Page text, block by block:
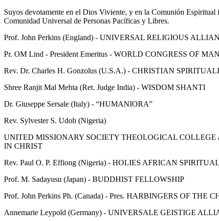
Suyos devotamente en el Dios Viviente, y en la Comunión
Comunidad Universal de Personas Pacíficas y Libres.
Prof. John Perkins (England) - UNIVERSAL RELIGIOUS
Pr. OM Lind - President Emeritus - WORLD CONGRESS OF
Rev. Dr. Charles H. Gonzolus (U.S.A.) - CHRISTIAN
Shree Ranjit Mal Mehta (Ret. Judge India) - WISDOM SHANTI
Dr. Giuseppe Sersale (Italy) - “HUMANIORA”
Rev. Sylvester S. Udoh (Nigeria)
UNITED MISSIONARY SOCIETY THEOLOGICAL COLLEGE
IN CHRIST
Rev. Paul O. P. Effiong (Nigeria) - HOLIES AFRICAN
Prof. M. Sadayusu (Japan) - BUDDHIST FELLOWSHIP
Prof. John Perkins Ph. (Canada) - Pres. HARBINGERS OF THE
Annemarie Leypold (Germany) - UNIVERSALE GEISTIGE